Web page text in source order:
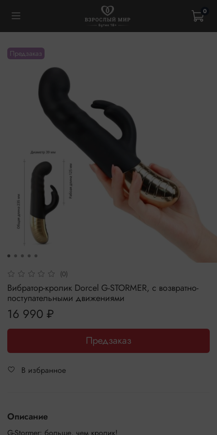
0
Предзаказ
(0)
Вибратор-кролик Dorcel G-STORMER, с возвратно-
поступательными движениями
16 990 ₽
Предзаказ
В избранное
Описание
G-Stormer: больше, чем кролик!